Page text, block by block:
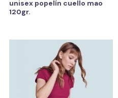
unisex popelín cuello mao
120gr.